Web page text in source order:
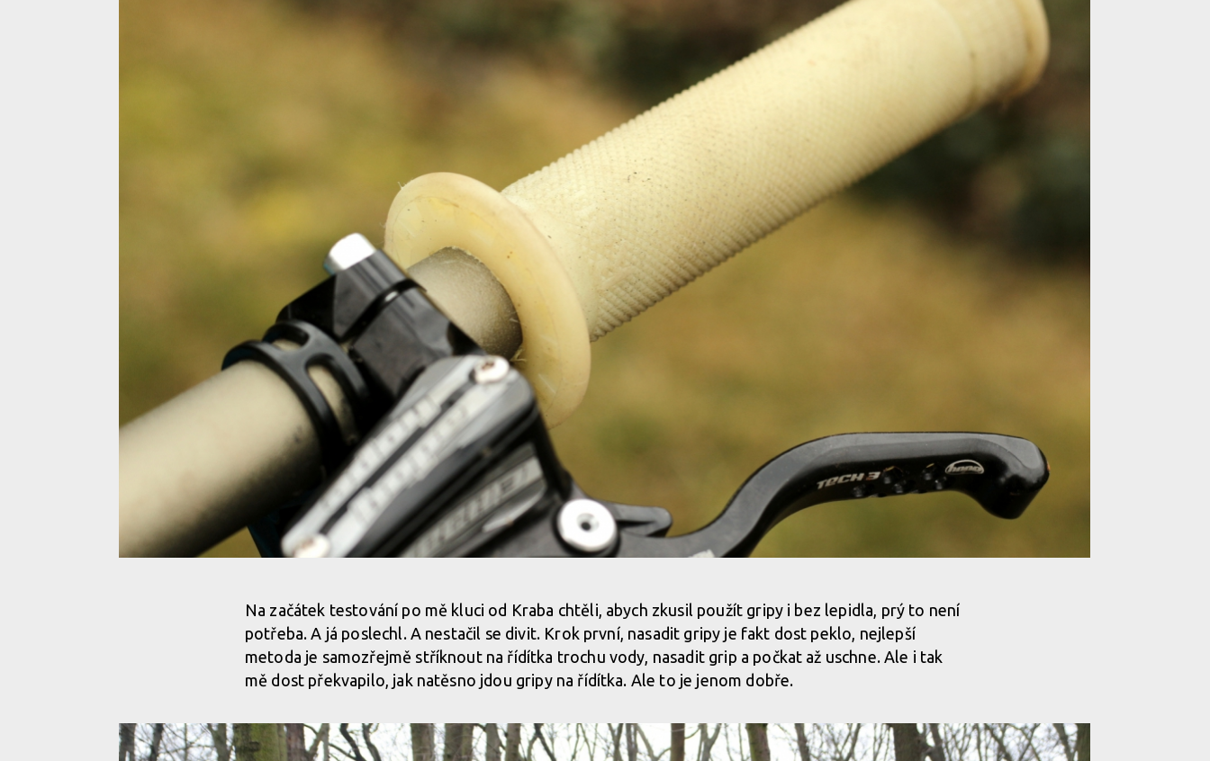
Test: Renthal Push On gripy - lock-on na nich nehledej
Test: Renthal Push On gripy - lock-on na nich nehledej
Test: Renthal Push On gripy - lock-on na nich nehledej
Na začátek testování po mě kluci od Kraba chtěli, abych zkusil použít gripy i bez lepidla, prý to není
potřeba. A já poslechl. A nestačil se divit. Krok první, nasadit gripy je fakt dost peklo, nejlepší
metoda je samozřejmě stříknout na řídítka trochu vody, nasadit grip a počkat až uschne. Ale i tak
mě dost překvapilo, jak natěsno jdou gripy na řídítka. Ale to je jenom dobře.